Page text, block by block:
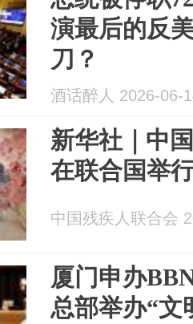
演最后的反
刀？
酒话醉人 2026-06-
新华社｜中
在联合国举
中国残疾人联合会
厦门申办
总部举办“文